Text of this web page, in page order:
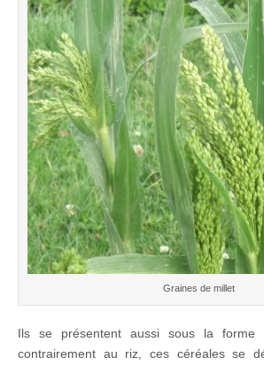
Graines de millet
Ils se présentent aussi sous la forme
contrairement au riz, ces céréales se